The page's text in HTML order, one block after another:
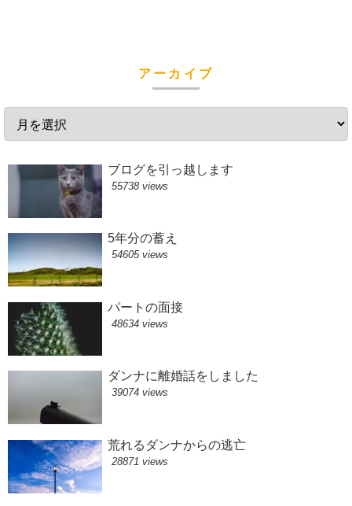
アーカイブ
ブログを引っ越します
55738 views
5年分の蓄え
54605 views
パートの面接
48634 views
ダンナに離婚話をしました
39074 views
荒れるダンナからの逃亡
28871 views